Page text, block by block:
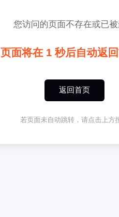
您访问的页面不存在或已
页面将在 1 秒后自动返
返回首页
若页面未自动跳转，请点击上方